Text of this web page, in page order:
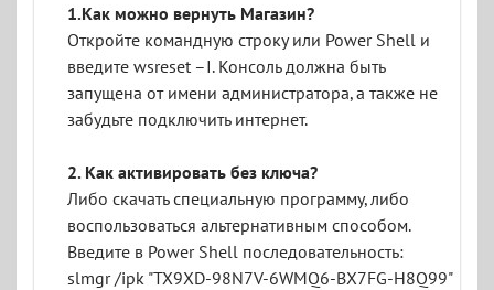
1.Как можно вернуть Магазин?
Откройте командную строку или Power Shell и
введите wsreset –I. Консоль должна быть
запущена от имени администратора, а также не
забудьте подключить интернет.
2. Как активировать без ключа?
Либо скачать специальную программу, либо
воспользоваться альтернативным способом.
Введите в Power Shell последовательность:
slmgr /ipk "TX9XD-98N7V-6WMQ6-BX7FG-H8Q99"